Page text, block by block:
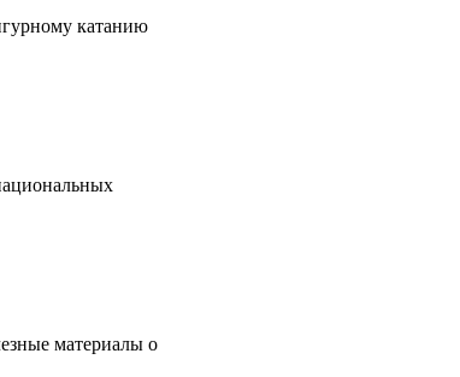
катанию
материалы о